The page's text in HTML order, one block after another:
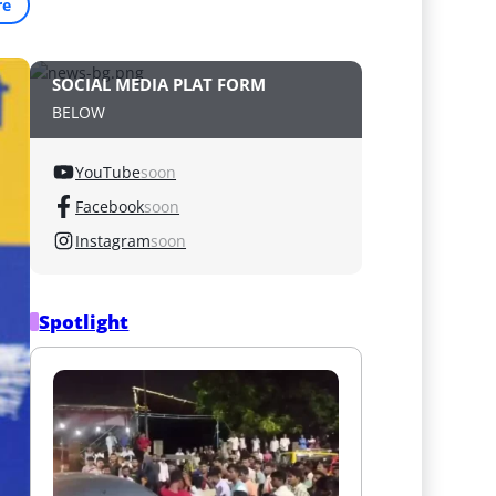
SOCIAL MEDIA PLAT FORM
BELOW
YouTubesoon
Facebooksoon
Instagramsoon
Spotlight